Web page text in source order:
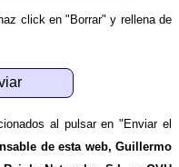
click en "Borrar" y rellena de
al pulsar en "Enviar el
de esta web, Guillermo